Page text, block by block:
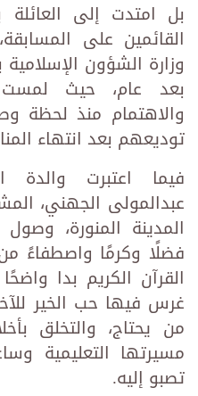
بل امتدت إلى
القائمين على
وزارة الشؤون
بعد عام، حيث
والاهتمام منذ لحظة
توديعهم بعد انتهاء
فيما اعتبرت والدة
عبدالمولى الجهني،
المدينة المنورة، وصول
فضلًا وكرمًا واصطفاءً
القرآن الكريم بدا
غرس فيها حب الخير
من يحتاج، والتخلق
مسيرتها التعليمية
تصبو إليه.